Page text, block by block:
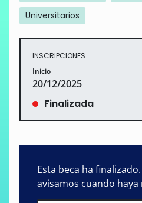
Universitarios
INSCRIPCIONES
Inicio
20/12/2025
Finalizada
Esta beca ha
avisamos cuando haya